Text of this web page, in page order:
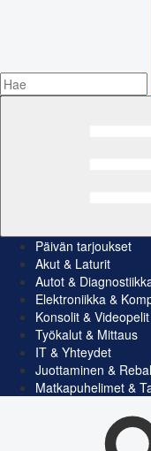
Päivän tarjoukset
Akut & Laturit
Autot &
Elektroniikka &
Konsolit & Videopelit
Työkalut & Mittaus
IT & Yhteydet
Juottaminen &
Matkapuhelimet &